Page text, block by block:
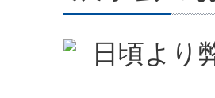
日頃より